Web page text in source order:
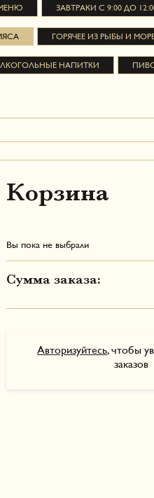
ЗАВТРАКИ С 9:00 ДО
ГОРЯЧЕЕ ИЗ РЫБЫ И
НАПИТКИ
Корзина
Вы пока не выбрали
Сумма заказа:
Авторизуйтесь, чтобы
заказов